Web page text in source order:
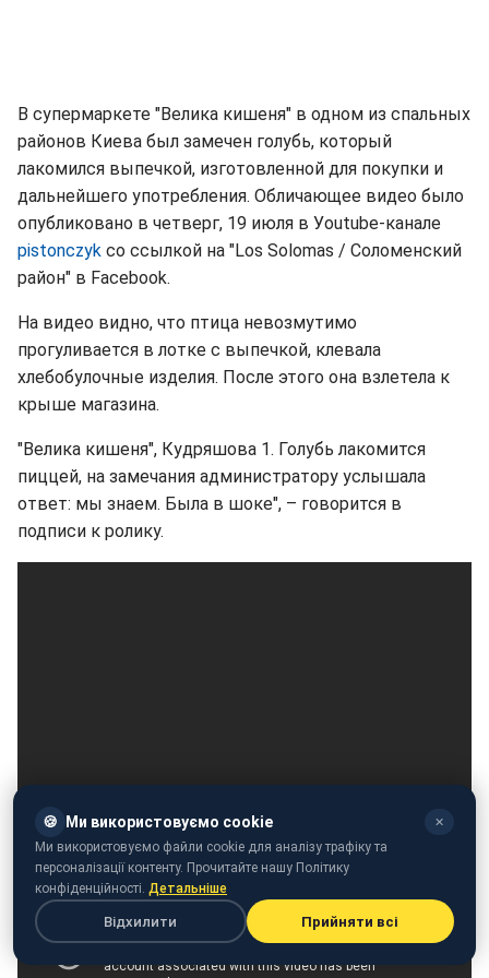
В супермаркете "Велика кишеня" в одном из спальных
районов Киева был замечен голубь, который
лакомился выпечкой, изготовленной для покупки и
дальнейшего употребления. Обличающее видео было
опубликовано в четверг, 19 июля в Уoutube-канале
pistonczyk со ссылкой на "Los Solomas / Соломенский
район" в Facebook.
На видео видно, что птица невозмутимо
прогуливается в лотке с выпечкой, клевала
хлебобулочные изделия. После этого она взлетела к
крыше магазина.
"Велика кишеня", Кудряшова 1. Голубь лакомится
пиццей, на замечания администратору услышала
ответ: мы знаем. Была в шоке", – говорится в
подписи к ролику.
🍪 Ми використовуємо cookie ✕
Ми використовуємо файли cookie для аналізу трафіку та
персоналізації контенту. Прочитайте нашу Політику
конфіденційності. Детальніше
Відхилити Прийняти всі